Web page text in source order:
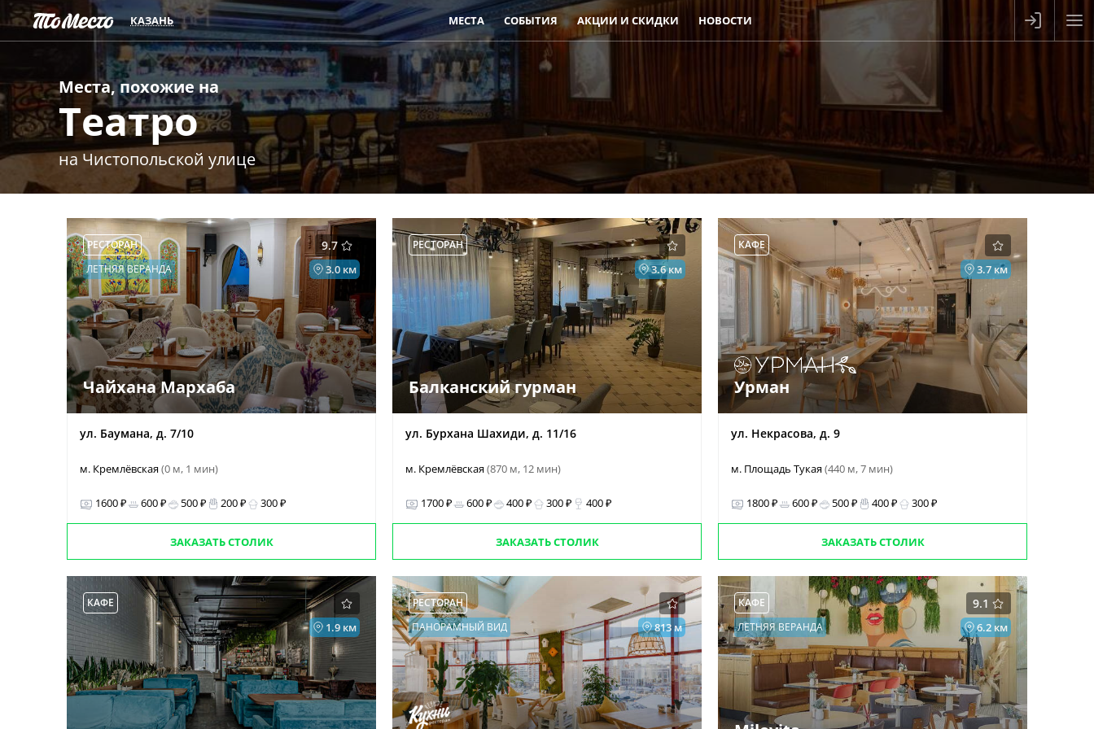
КАЗАНЬ МЕСТА СОБЫТИЯ АКЦИИ И СКИДКИ НОВОСТИ
Места, похожие на
Театро
на Чистопольской улице
9.7
РЕСТОРАН
3.0 км
ЛЕТНЯЯ ВЕРАНДА
Чайхана Мархаба
ул. Баумана, д. 7/10
м. Кремлёвская(0 м, 1 мин)
1600 ₽ 600 ₽ 500 ₽ 200 ₽ 300 ₽
ЗАКАЗАТЬ СТОЛИК
РЕСТОРАН
3.6 км
Балканский гурман
ул. Бурхана Шахиди, д. 11/16
м. Кремлёвская(870 м, 12 мин)
1700 ₽ 600 ₽ 400 ₽ 300 ₽ 400 ₽
ЗАКАЗАТЬ СТОЛИК
КАФЕ
3.7 км
Урман
ул. Некрасова, д. 9
м. Площадь Тукая(440 м, 7 мин)
1800 ₽ 600 ₽ 500 ₽ 400 ₽ 300 ₽
ЗАКАЗАТЬ СТОЛИК
КАФЕ
1.9 км
РЕСТОРАН
813 м
ПАНОРАМНЫЙ ВИД
9.1
КАФЕ
6.2 км
ЛЕТНЯЯ ВЕРАНДА